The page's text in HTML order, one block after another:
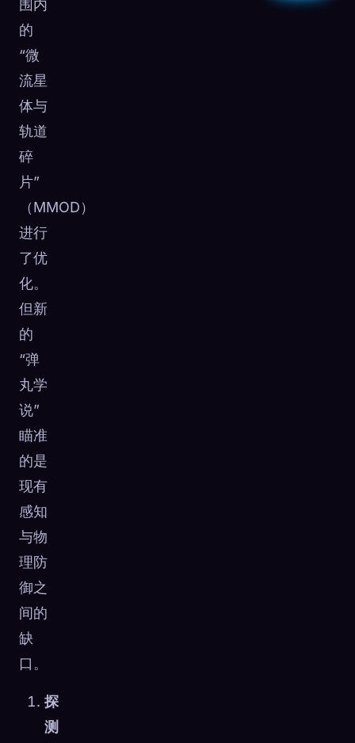
围内
的
“微
流星
体与
轨道
碎
片”
（MMOD）
进行
了优
化。
但新
的
“弹
丸学
说”
瞄准
的是
现有
感知
与物
理防
御之
间的
缺
口。
探
测